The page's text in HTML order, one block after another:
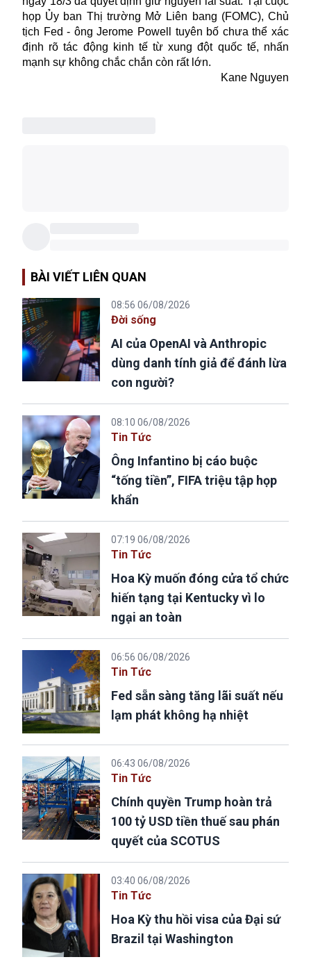
họp Ủy ban Thị trường Mở Liên bang (FOMC), Chủ
tịch Fed - ông Jerome Powell tuyên bố chưa thể xác
định rõ tác động kinh tế từ xung đột quốc tế, nhấn
mạnh sự không chắc chắn còn rất lớn.
Kane Nguyen
BÀI VIẾT LIÊN QUAN
08:56 06/08/2026
Đời sống
AI của OpenAI và Anthropic
dùng danh tính giả để đánh lừa
con người?
08:10 06/08/2026
Tin Tức
Ông Infantino bị cáo buộc
“tống tiền”, FIFA triệu tập họp
khẩn
07:19 06/08/2026
Tin Tức
Hoa Kỳ muốn đóng cửa tổ chức
hiến tạng tại Kentucky vì lo
ngại an toàn
06:56 06/08/2026
Tin Tức
Fed sẵn sàng tăng lãi suất nếu
lạm phát không hạ nhiệt
06:43 06/08/2026
Tin Tức
Chính quyền Trump hoàn trả
100 tỷ USD tiền thuế sau phán
quyết của SCOTUS
03:40 06/08/2026
Tin Tức
Hoa Kỳ thu hồi visa của Đại sứ
Brazil tại Washington